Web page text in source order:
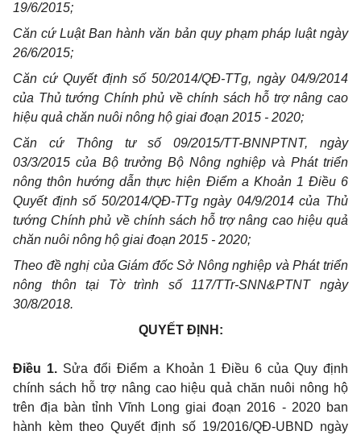
19/6/2015;
Căn cứ Luật Ban hành văn bản quy phạm pháp luật ngày
26/6/2015;
Căn cứ Quyết định số 50/2014/QĐ-TTg, ngày 04/9/2014
của Thủ tướng Chính phủ về chính sách hỗ trợ nâng cao
hiệu quả chăn nuôi nông hộ giai đoạn 2015 - 2020;
Căn cứ Thông tư số 09/2015/TT-BNNPTNT, ngày
03/3/2015 của Bộ trưởng Bộ Nông nghiệp và Phát triển
nông thôn hướng dẫn thực hiện Điểm a Khoản 1 Điều 6
Quyết định số 50/2014/QĐ-TTg ngày 04/9/2014 của Thủ
tướng Chính phủ về chính sách hỗ trợ nâng cao hiệu quả
chăn nuôi nông hộ giai đoạn 2015 - 2020;
Theo đề nghị của Giám đốc Sở Nông nghiệp và Phát triển
nông thôn tại Tờ trình số 117/TTr-SNN&PTNT ngày
30/8/2018.
QUYẾT ĐỊNH:
Điều 1. Sửa đổi Điểm a Khoản 1 Điều 6 của Quy định
chính sách hỗ trợ nâng cao hiệu quả chăn nuôi nông hộ
trên địa bàn tỉnh Vĩnh Long giai đoạn 2016 - 2020 ban
hành kèm theo Quyết định số 19/2016/QĐ-UBND ngày